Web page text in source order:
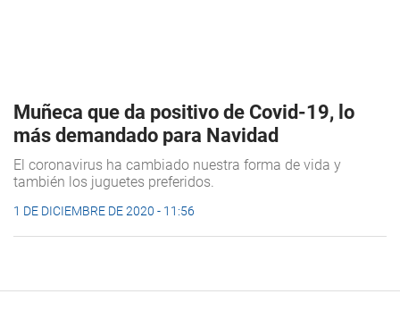
Muñeca que da positivo de Covid-19, lo
más demandado para Navidad
El coronavirus ha cambiado nuestra forma de vida y
también los juguetes preferidos.
1 DE DICIEMBRE DE 2020 - 11:56